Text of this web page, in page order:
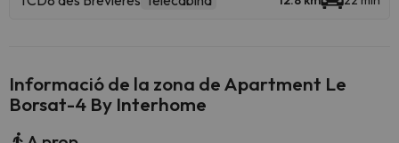
Informació de la zona de Apartment Le
Borsat-4 By Interhome